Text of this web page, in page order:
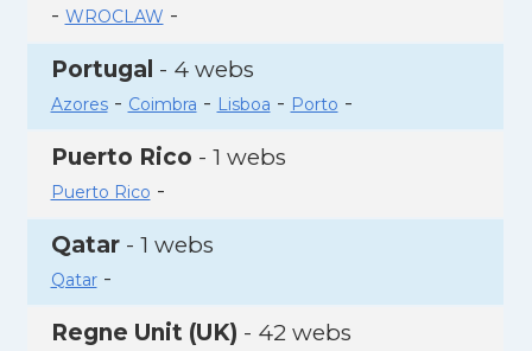
- WROCLAW -
Portugal - 4 webs
Azores- Coimbra - Lisboa - Porto -
Puerto Rico - 1 webs
Puerto Rico -
Qatar- 1 webs
Qatar-
Regne Unit (UK) - 42 webs